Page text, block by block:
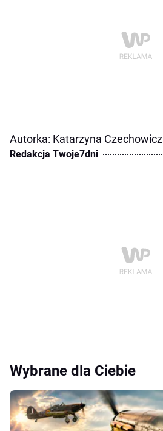
Autorka: Katarzyna Czechowicz
Redakcja Twoje7dni
Wybrane dla Ciebie